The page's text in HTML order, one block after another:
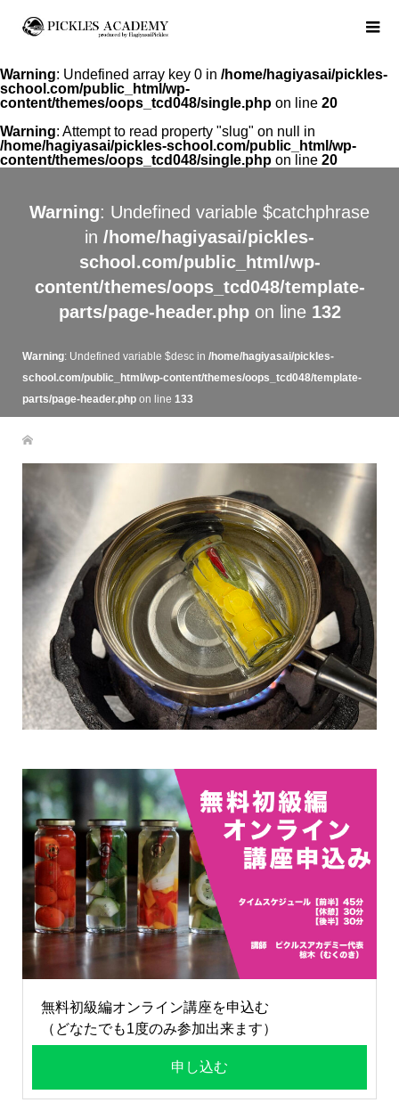
Warning: Undefined array key 0 in /home/hagiyasai/pickles-
school.com/public_html/wp-
content/themes/oops_tcd048/single.php on line 20
Warning: Attempt to read property "slug" on null in
/home/hagiyasai/pickles-school.com/public_html/wp-
content/themes/oops_tcd048/single.php on line 20
Warning: Undefined variable $catchphrase
in /home/hagiyasai/pickles-
school.com/public_html/wp-
content/themes/oops_tcd048/template-
parts/page-header.phpon line 132
Warning: Undefined variable $desc in /home/hagiyasai/pickles-
school.com/public_html/wp-content/themes/oops_tcd048/template-
parts/page-header.phpon line 133
無料初級編オンライン講座を申込む
（どなたでも1度のみ参加出来ます）
申し込む